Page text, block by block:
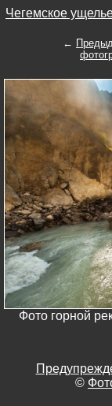
Чегемское
←
Фото горной
©